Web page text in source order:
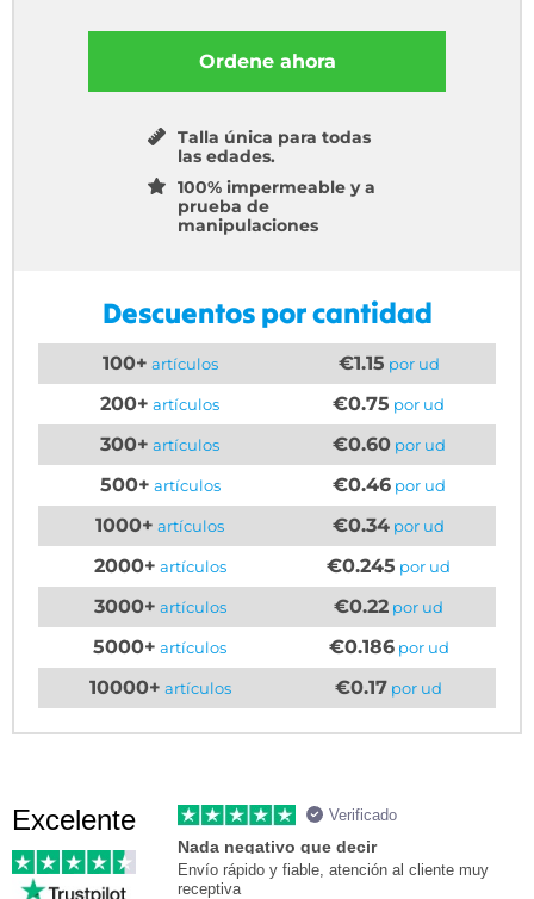
Ordene ahora
Talla única para todas
las edades.
100% impermeable y a
prueba de
manipulaciones
Descuentos por cantidad
100+ artículos €1.15 por ud
200+ artículos €0.75 por ud
300+ artículos €0.60por ud
500+ artículos €0.46por ud
1000+ artículos €0.34 por ud
2000+ artículos €0.245 por ud
3000+ artículos €0.22 por ud
5000+ artículos €0.186por ud
10000+ artículos €0.17 por ud
Excelente Verificado
Nada negativo que decir
Envío rápido y fiable, atención al cliente muy
receptiva